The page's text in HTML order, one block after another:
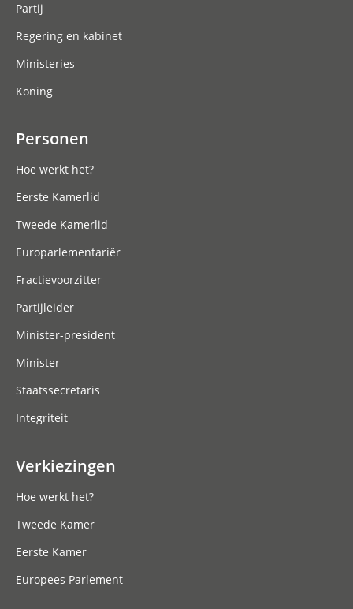
Partij
Regering en kabinet
Ministeries
Koning
Personen
Hoe werkt het?
Eerste Kamerlid
Tweede Kamerlid
Europarlementariër
Fractievoorzitter
Partijleider
Minister-president
Minister
Staatssecretaris
Integriteit
Verkiezingen
Hoe werkt het?
Tweede Kamer
Eerste Kamer
Europees Parlement